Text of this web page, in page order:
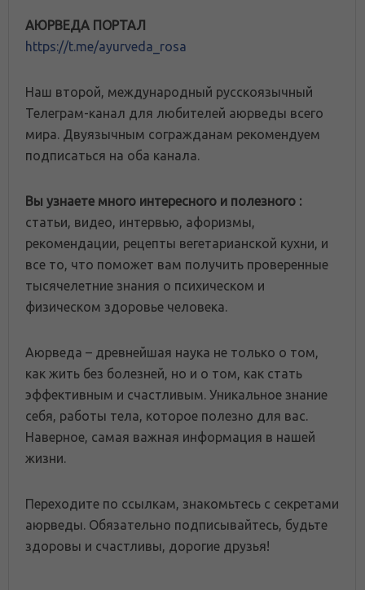
АЮРВЕДА ПОРТАЛ
https://t.me/ayurveda_rosa
Наш второй, международный русскоязычный
Телеграм-канал для любителей аюрведы всего
мира. Двуязычным согражданам рекомендуем
подписаться на оба канала.
Вы узнаете много интересного и полезного :
статьи, видео, интервью, афоризмы,
рекомендации, рецепты вегетарианской кухни, и
все то, что поможет вам получить проверенные
тысячелетние знания о психическом и
физическом здоровье человека.
Аюрведа – древнейшая наука не только о том,
как жить без болезней, но и о том, как стать
эффективным и счастливым. Уникальное знание
себя, работы тела, которое полезно для вас.
Наверное, самая важная информация в нашей
жизни.
Переходите по ссылкам, знакомьтесь с секретами
аюрведы. Обязательно подписывайтесь, будьте
здоровы и счастливы, дорогие друзья!